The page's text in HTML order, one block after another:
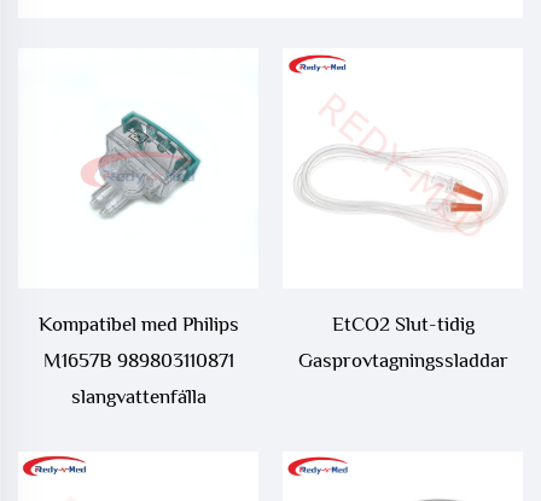
Kompatibel med Philips
M1657B 989803110871
slangvattenfälla
EtCO2 Slut-tidig
Gasprovtagningssladdar